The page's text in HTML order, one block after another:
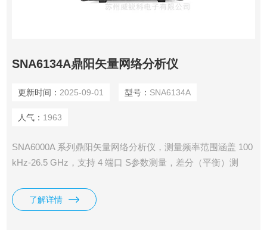
SNA6134A鼎阳矢量网络分析仪
更新时间： 2025-09-01 型号： SNA6134A
人气： 1963
SNA6000A 系列鼎阳矢量网络分析仪，测量频率范围涵盖 100
kHz-26.5 GHz，支持 4 端口 S参数测量，差分（平衡）测
持端口阻抗转换、端口扩展功能，支持极限测试、纹波测试功
能，支持夹具仿真和去嵌入功能，支持线性频率扫描、对数频
了解详情